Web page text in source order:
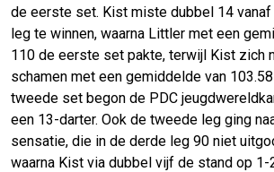
de eerste set. Kist miste dubbel 14
leg te winnen, waarna Littler met een
110 de eerste set pakte, terwijl Kist zich
schamen met een gemiddelde van
tweede set begon de PDC
een 13-darter. Ook de tweede leg ging
sensatie, die in de derde leg 90 niet
waarna Kist via dubbel vijf de stand op